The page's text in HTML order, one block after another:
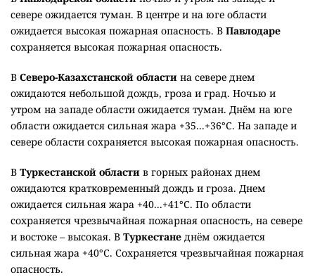
севере ожидается туман. В центре и на юге области
ожидается высокая пожарная опасность. В Павлодаре
сохраняется высокая пожарная опасность.
В Северо-Казахстанской области на севере днем
ожидаются небольшой дождь, гроза и град. Ночью и
утром на западе области ожидается туман. Днём на юге
области ожидается сильная жара +35...+36°C. На западе и
севере области сохраняется высокая пожарная опасность.
В Туркестанской области в горных районах днем
ожидаются кратковременный дождь и гроза. Днем
ожидается сильная жара +40...+41°C. По области
сохраняется чрезвычайная пожарная опасность, на севере
и востоке – высокая. В Туркестане днём ожидается
сильная жара +40°C. Сохраняется чрезвычайная пожарная
опасность.